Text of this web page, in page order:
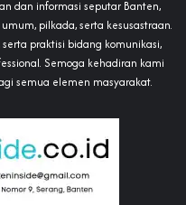
dan informasi seputar Banten,
pilkada, serta kesusastraan.
praktisi bidang komunikasi,
Semoga kehadiran kami
semua elemen masyarakat.